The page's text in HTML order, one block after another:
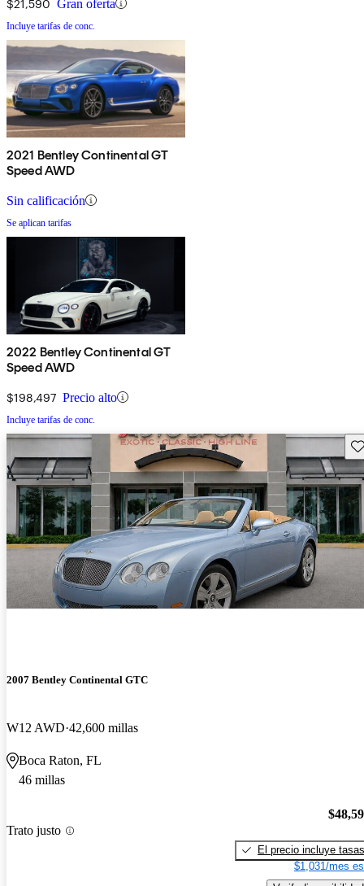
$21,590 Gran oferta
Incluye tarifas de conc.
2021 Bentley Continental GT
Speed AWD
Sin calificación
Se aplican tarifas
2022 Bentley Continental GT
Speed AWD
$198,497 Precio alto
Incluye tarifas de conc.
2007 Bentley Continental GTC
W12 AWD 42,600 millas
Boca Raton, FL
46 millas
Trato justo
El precio incluye tasas
$1,031/mes